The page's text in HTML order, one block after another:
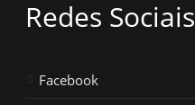
Redes Sociais
Facebook